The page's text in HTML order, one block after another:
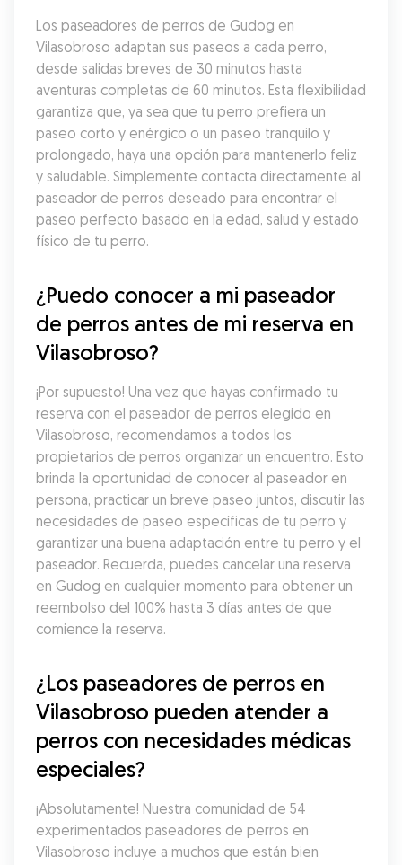
Los paseadores de perros de Gudog en
Vilasobroso adaptan sus paseos a cada perro,
desde salidas breves de 30 minutos hasta
aventuras completas de 60 minutos. Esta flexibilidad
garantiza que, ya sea que tu perro prefiera un
paseo corto y enérgico o un paseo tranquilo y
prolongado, haya una opción para mantenerlo feliz
y saludable. Simplemente contacta directamente al
paseador de perros deseado para encontrar el
paseo perfecto basado en la edad, salud y estado
físico de tu perro.
¿Puedo conocer a mi paseador
de perros antes de mi reserva en
Vilasobroso?
¡Por supuesto! Una vez que hayas confirmado tu
reserva con el paseador de perros elegido en
Vilasobroso, recomendamos a todos los
propietarios de perros organizar un encuentro. Esto
brinda la oportunidad de conocer al paseador en
persona, practicar un breve paseo juntos, discutir las
necesidades de paseo específicas de tu perro y
garantizar una buena adaptación entre tu perro y el
paseador. Recuerda, puedes cancelar una reserva
en Gudog en cualquier momento para obtener un
reembolso del 100% hasta 3 días antes de que
comience la reserva.
¿Los paseadores de perros en
Vilasobroso pueden atender a
perros con necesidades médicas
especiales?
¡Absolutamente! Nuestra comunidad de 54
experimentados paseadores de perros en
Vilasobroso incluye a muchos que están bien